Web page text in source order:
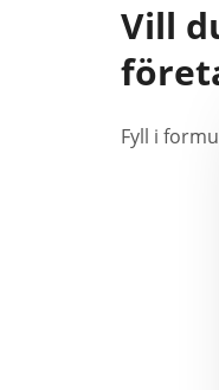
Vill
Fyll i